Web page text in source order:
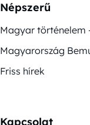
Népszerű
Magyar történelem
Magyarország
Friss hírek
Kapcsolat